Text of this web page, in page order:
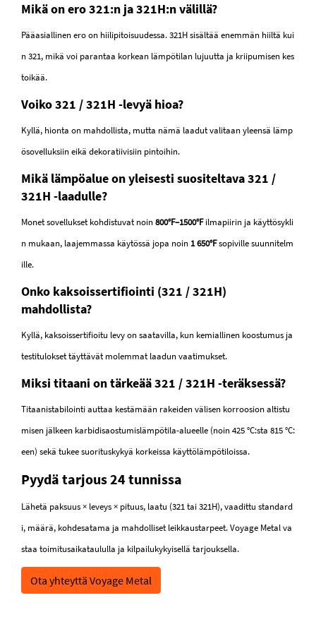
Mikä on ero 321:n ja 321H:n välillä?
Pääasiallinen ero on hiilipitoisuudessa. 321H sisältää enemmän hiiltä kui
n 321, mikä voi parantaa korkean lämpötilan lujuutta ja kriipumisen kes
toikää.
Voiko 321 / 321H -levyä hioa?
Kyllä, hionta on mahdollista, mutta nämä laadut valitaan yleensä lämp
ösovelluksiin eikä dekoratiivisiin pintoihin.
Mikä lämpöalue on yleisesti suositeltava 321 /
321H -laadulle?
Monet sovellukset kohdistuvat noin800°F–1500°Filmapiirin ja käyttösykli
n mukaan, laajemmassa käytössä jopa noin 1 650°Fsopiville suunnitelm
ille.
Onko kaksoissertifiointi (321 / 321H)
mahdollista?
Kyllä, kaksoissertifioitu levy on saatavilla, kun kemiallinen koostumus ja
testitulokset täyttävät molemmat laadun vaatimukset.
Miksi titaani on tärkeää 321 / 321H -teräksessä?
Titaanistabilointi auttaa kestämään rakeiden välisen korroosion altistu
misen jälkeen karbidisaostumislämpötila-alueelle (noin 425 °C:sta 815 °C:
een) sekä tukee suorituskykyä korkeissa käyttölämpötiloissa.
Pyydä tarjous 24 tunnissa
Lähetä paksuus × leveys × pituus, laatu (321 tai 321H), vaadittu standard
i, määrä, kohdesatama ja mahdolliset leikkaustarpeet. Voyage Metal va
staa toimitusaikataululla ja kilpailukykyisellä tarjouksella.
Ota yhteyttä Voyage Metal